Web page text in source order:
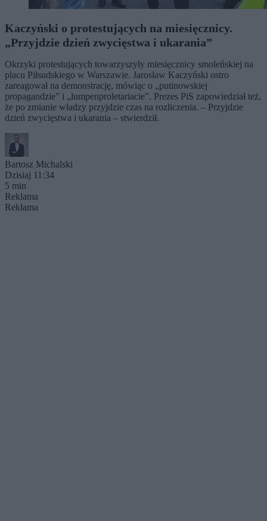
Kaczyński o protestujących na miesięcznicy.
„Przyjdzie dzień zwycięstwa i ukarania”
Okrzyki protestujących towarzyszyły miesięcznicy smoleńskiej na
placu Piłsudskiego w Warszawie. Jarosław Kaczyński ostro
zareagował na demonstrację, mówiąc o „putinowskiej
propagandzie” i „lumpenproletariacie”. Prezes PiS zapowiedział też,
że po zmianie władzy przyjdzie czas na rozliczenia. – Przyjdzie
dzień zwycięstwa i ukarania – stwierdził.
Bartosz Michalski
Dzisiaj 11:34
5 min
Reklama
Reklama